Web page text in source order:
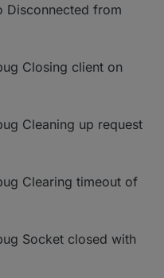
from
Closing client on
Cleaning up request
Clearing timeout of
Socket closed with